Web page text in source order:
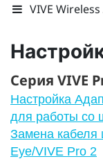
VIVE
Серия VIVE
Настройка
для работы со
Замена
Eye/VIVE Pro 2